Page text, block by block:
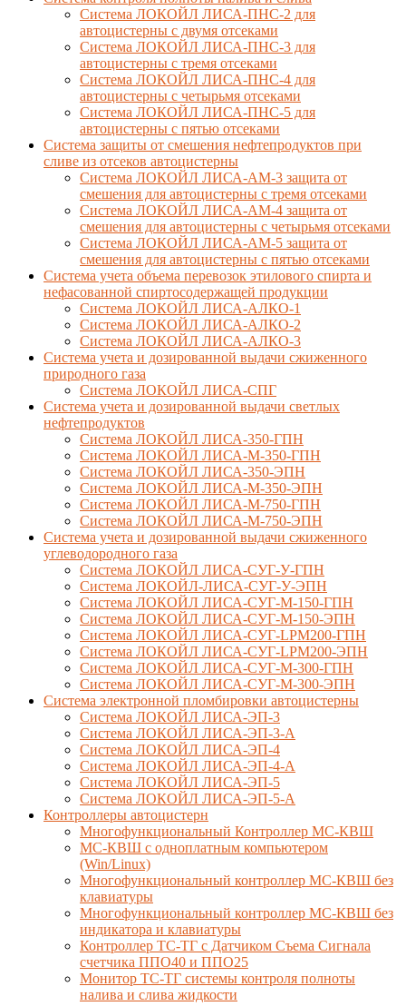
Система ЛОКОЙЛ ЛИСА-ПНС-2 для
автоцистерны с двумя отсеками
Система ЛОКОЙЛ ЛИСА-ПНС-3 для
автоцистерны с тремя отсеками
Система ЛОКОЙЛ ЛИСА-ПНС-4 для
автоцистерны с четырьмя отсеками
Система ЛОКОЙЛ ЛИСА-ПНС-5 для
автоцистерны с пятью отсеками
Система защиты от смешения нефтепродуктов при
сливе из отсеков автоцистерны
Система ЛОКОЙЛ ЛИСА-AM-3 защита от
смешения для автоцистерны с тремя отсеками
Система ЛОКОЙЛ ЛИСА-AM-4 защита от
смешения для автоцистерны с четырьмя отсеками
Система ЛОКОЙЛ ЛИСА-AM-5 защита от
смешения для автоцистерны с пятью отсеками
Система учета объема перевозок этилового спирта и
нефасованной спиртосодержащей продукции
Система ЛОКОЙЛ ЛИСА-AЛКО-1
Система ЛОКОЙЛ ЛИСА-АЛКО-2
Система ЛОКОЙЛ ЛИСА-АЛКО-3
Система учета и дозированной выдачи сжиженного
природного газа
Система ЛОКОЙЛ ЛИСА-СПГ
Система учета и дозированной выдачи светлых
нефтепродуктов
Система ЛОКОЙЛ ЛИСА-350-ГПН
Система ЛОКОЙЛ ЛИСА-М-350-ГПН
Система ЛОКОЙЛ ЛИСА-350-ЭПН
Система ЛОКОЙЛ ЛИСА-М-350-ЭПН
Система ЛОКОЙЛ ЛИСА-М-750-ГПН
Система ЛОКОЙЛ ЛИСА-М-750-ЭПН
Система учета и дозированной выдачи сжиженного
углеводородного газа
Система ЛОКОЙЛ ЛИСА-СУГ-У-ГПН
Система ЛОКОЙЛ-ЛИСА-СУГ-У-ЭПН
Система ЛОКОЙЛ ЛИСА-СУГ-М-150-ГПН
Система ЛОКОЙЛ ЛИСА-СУГ-М-150-ЭПН
Система ЛОКОЙЛ ЛИСА-СУГ-LPM200-ГПН
Система ЛОКОЙЛ ЛИСА-СУГ-LPM200-ЭПН
Система ЛОКОЙЛ ЛИСА-СУГ-М-300-ГПН
Система ЛОКОЙЛ ЛИСА-СУГ-М-300-ЭПН
Система электронной пломбировки автоцистерны
Система ЛОКОЙЛ ЛИСА-ЭП-3
Система ЛОКОЙЛ ЛИСА-ЭП-3-А
Система ЛОКОЙЛ ЛИСА-ЭП-4
Система ЛОКОЙЛ ЛИСА-ЭП-4-А
Система ЛОКОЙЛ ЛИСА-ЭП-5
Система ЛОКОЙЛ ЛИСА-ЭП-5-А
Контроллеры автоцистерн
Многофункциональный Контроллер МС-КВШ
МС-КВШ с одноплатным компьютером
(Win/Linux)
Многофункциональный контроллер МС-КВШ без
клавиатуры
Многофункциональный контроллер МС-КВШ без
индикатора и клавиатуры
Контроллер ТС-ТГ с Датчиком Съема Сигнала
счетчика ППО40 и ППО25
Монитор ТС-ТГ системы контроля полноты
налива и слива жидкости